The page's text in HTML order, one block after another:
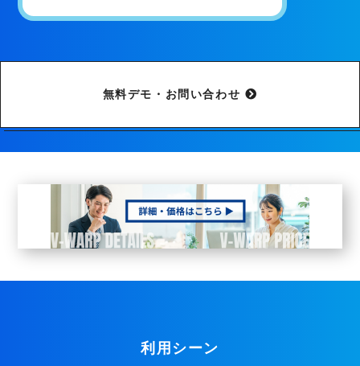
無料デモ・お問い合わせ
利用シーン